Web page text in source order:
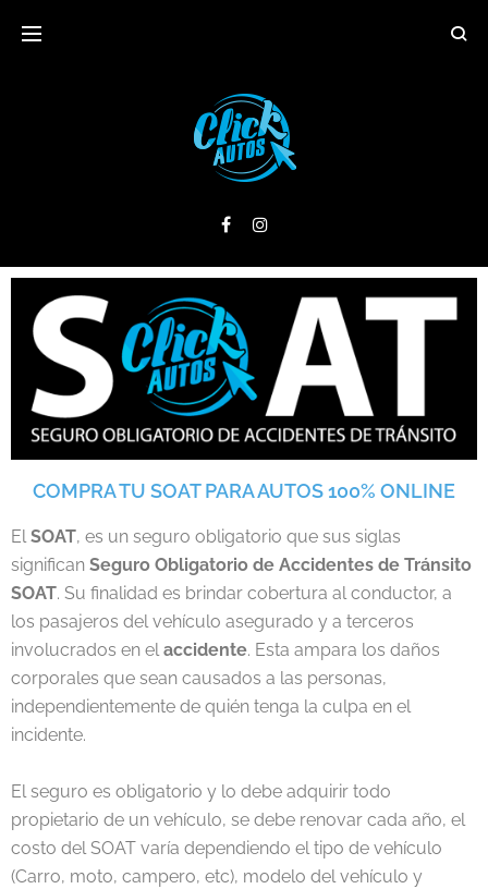
COMPRA TU SOAT PARA AUTOS 100% ONLINE
ElSOAT, es un seguro obligatorio que sus siglas
significan Seguro Obligatorio de Accidentes de Tránsito
SOAT. Su finalidad es brindar cobertura al conductor, a
los pasajeros del vehículo asegurado y a terceros
involucrados en elaccidente. Esta ampara los daños
corporales que sean causados a las personas,
independientemente de quién tenga la culpa en el
incidente.
El seguro es obligatorio y lo debe adquirir todo
propietario de un vehículo, se debe renovar cada año, el
costo del SOAT varía dependiendo el tipo de vehículo
(Carro, moto, campero, etc), modelo del vehículo y